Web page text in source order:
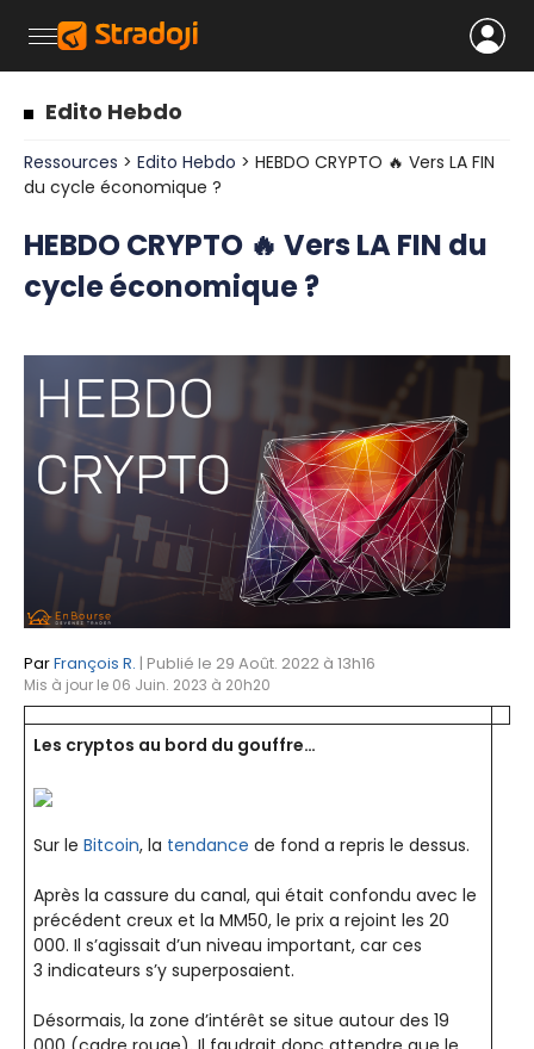
Edito Hebdo
Ressources > Edito Hebdo > HEBDO CRYPTO 🔥 Vers LA FIN
du cycle économique ?
HEBDO CRYPTO 🔥 Vers LA FIN du
cycle économique ?
ParFrançois R. | Publié le 29 Août. 2022 à 13h16
Mis à jour le 06 Juin. 2023 à 20h20
Les cryptos au bord du gouffre…
Sur le Bitcoin, la tendance de fond a repris le dessus.
Après la cassure du canal, qui était confondu avec le
précédent creux et la MM50, le prix a rejoint les 20
000. Il s’agissait d’un niveau important, car ces
3 indicateurs s’y superposaient.
Désormais, la zone d’intérêt se situe autour des 19